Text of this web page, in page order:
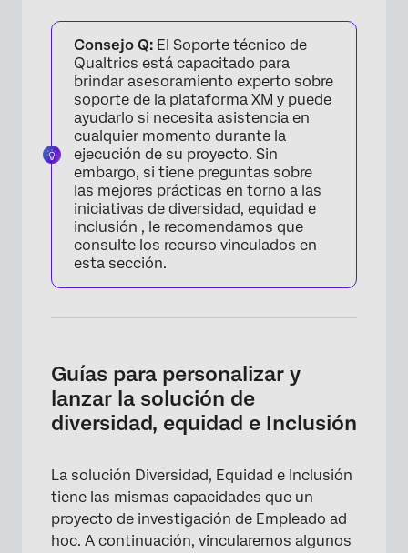
Consejo Q: El Soporte técnico de
Qualtrics está capacitado para
brindar asesoramiento experto sobre
soporte de la plataforma XM y puede
ayudarlo si necesita asistencia en
cualquier momento durante la
ejecución de su proyecto. Sin
embargo, si tiene preguntas sobre
las mejores prácticas en torno a las
iniciativas de diversidad, equidad e
inclusión , le recomendamos que
consulte los recurso vinculados en
esta sección.
Guías para personalizar y
lanzar la solución de
diversidad, equidad e Inclusión
La solución Diversidad, Equidad e Inclusión
tiene las mismas capacidades que un
proyecto de investigación de Empleado ad
hoc. A continuación, vincularemos algunos